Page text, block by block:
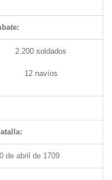
2.200 soldados
12 navíos
de abril de 1709